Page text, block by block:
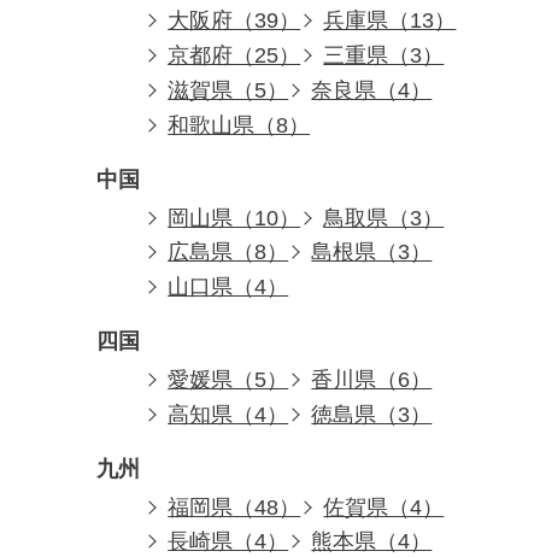
大阪府（39）
兵庫県（13）
京都府（25）
三重県（3）
滋賀県（5）
奈良県（4）
和歌山県（8）
中国
岡山県（10）
鳥取県（3）
広島県（8）
島根県（3）
山口県（4）
四国
愛媛県（5）
香川県（6）
高知県（4）
徳島県（3）
九州
福岡県（48）
佐賀県（4）
長崎県（4）
熊本県（4）